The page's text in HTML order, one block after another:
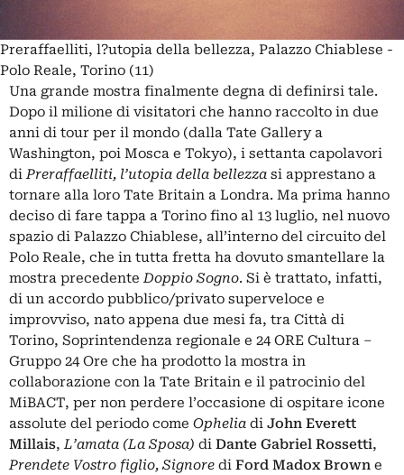
Preraffaelliti, l?utopia della bellezza, Palazzo Chiablese -
Polo Reale, Torino (11)
Una grande mostra finalmente degna di definirsi tale.
Dopo il milione di visitatori che hanno raccolto in due
anni di tour per il mondo (dalla Tate Gallery a
Washington, poi Mosca e Tokyo), i settanta capolavori
diPreraffaelliti, l’utopia della bellezza si apprestano a
tornare alla loro Tate Britain a Londra. Ma prima hanno
deciso di fare tappa a Torino fino al 13 luglio, nel nuovo
spazio di Palazzo Chiablese, all’interno del circuito del
Polo Reale, che in tutta fretta ha dovuto smantellare la
mostra precedenteDoppio Sogno. Si è trattato, infatti,
di un accordo pubblico/privato superveloce e
improvviso, nato appena due mesi fa, tra Città di
Torino, Soprintendenza regionale e 24 ORE Cultura –
Gruppo 24 Ore che ha prodotto la mostra in
collaborazione con la Tate Britain e il patrocinio del
MiBACT, per non perdere l’occasione di ospitare icone
assolute del periodo come Ophelia di John Everett
Millais,L’amata (La Sposa) di Dante Gabriel Rossetti,
Prendete Vostro figlio, Signore di Ford Madox Brown e